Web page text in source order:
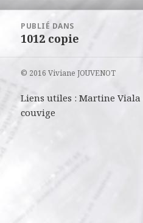
l’article
PUBLIÉ DANS
1012 copie
© 2016 Viviane JOUVENOT
Liens utiles :Martine Viala
couvige